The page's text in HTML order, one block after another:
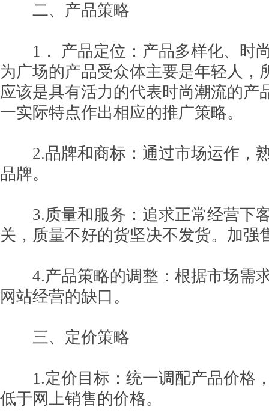
二、产品策略
1． 产品定位：产品多样化、时
为广场的产品受众体主要是年轻人，
应该是具有活力的代表时尚潮流的产
一实际特点作出相应的推广策略。
2.品牌和商标：通过市场运作，
品牌。
3.质量和服务：追求正常经营下
关，质量不好的货坚决不发货。加强
4.产品策略的调整：根据市场需
网站经营的缺口。
三、定价策略
1.定价目标：统一调配产品价格
低于网上销售的价格。